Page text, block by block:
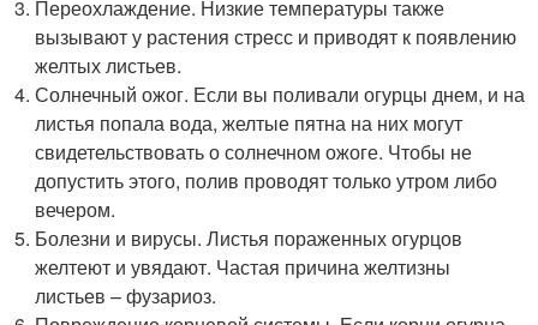
Переохлаждение. Низкие температуры также
вызывают у растения стресс и приводят к появлению
желтых листьев.
Солнечный ожог. Если вы поливали огурцы днем, и на
листья попала вода, желтые пятна на них могут
свидетельствовать о солнечном ожоге. Чтобы не
допустить этого, полив проводят только утром либо
вечером.
Болезни и вирусы. Листья пораженных огурцов
желтеют и увядают. Частая причина желтизны
листьев – фузариоз.